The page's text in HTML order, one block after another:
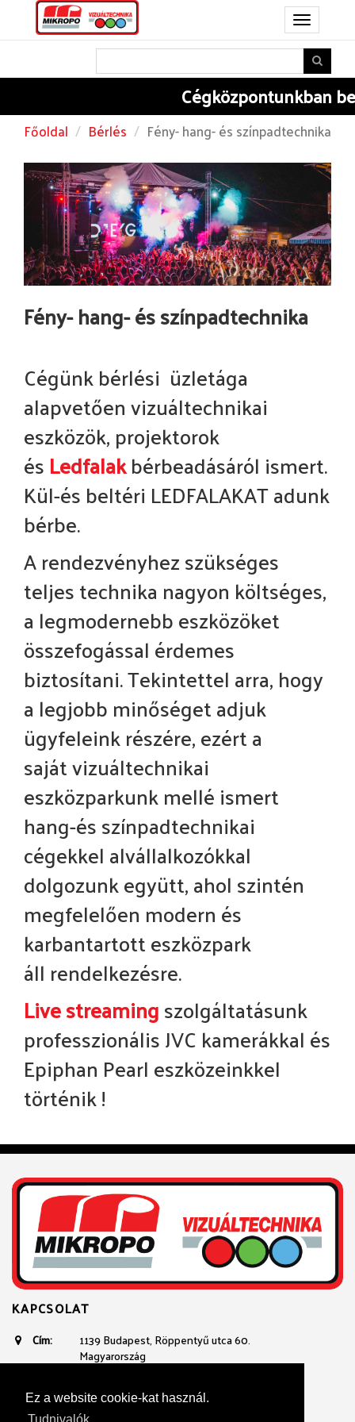
Ez a website cookie-kat használ.
Toggle
navigation
Cégközpontunkban
Főoldal Bérlés Fény- hang- és színpadtechnika
Fény- hang- és színpadtechnika
Cégünk bérlési üzletága
alapvetően vizuáltechnikai
eszközök, projektorok
ésLedfalakbérbeadásáról ismert.
Kül-és beltéri LEDFALAKAT adunk
bérbe.
A rendezvényhez szükséges
teljes technika nagyon költséges,
a legmodernebb eszközöket
összefogással érdemes
biztosítani. Tekintettel arra, hogy
a legjobb minőséget adjuk
ügyfeleink részére, ezért a
sajátvizuáltechnikai
eszközparkunk mellé ismert
hang-és színpadtechnikai
cégekkel alvállalkozókkal
dolgozunk együtt, ahol szintén
megfelelően modern és
karbantartott eszközpark
áll rendelkezésre.
Live streamingszolgáltatásunk
professzionális JVC kamerákkal és
Epiphan Pearl eszközeinkkel
történik !
KAPCSOLAT
Cím:
1139 Budapest, Röppentyű utca 60.
Magyarország
Telefon: +361 236 3100
+36 20 934 23 40